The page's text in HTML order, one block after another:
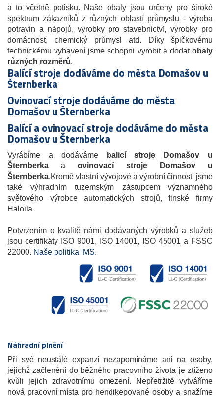
a to včetně potisku. Naše obaly jsou určeny pro široké
spektrum zákazníků z různých oblastí průmyslu - výroba
potravin a nápojů, výrobky pro stavebnictví, výrobky pro
domácnost, chemický průmysl atd. Díky špičkovému
technickému vybavení jsme schopni vyrobit a dodat obaly
různých rozměrů.
Balící stroje dodáváme do města Domašov u
Šternberka
Ovinovací stroje dodáváme do města
Domašov u Šternberka
Balící a ovinovací stroje dodáváme do města
Domašov u Šternberka
Vyrábíme a dodáváme
balicí stroje Domašov u
Šternberka a ovinovací stroje
Domašov u
Šternberka.Kromě vlastní vývojové a výrobní činnosti jsme
také výhradním tuzemským zástupcem významného
světového výrobce automatických strojů, finské firmy
Haloila.
Potvrzením o kvalitě námi dodávaných výrobků a služeb
jsou certifikáty ISO 9001, ISO 14001, ISO 45001 a FSSC
22000. Naše politika IMS.
Náhradní plnění
Při své neustálé expanzi nezapomínáme ani na osoby,
jejichž začlenění do běžného pracovního života je ztíženo
kvůli jejich zdravotnímu omezení. Nepřetržitě vytváříme
nová pracovní místa pro hendikepované osoby a snažíme